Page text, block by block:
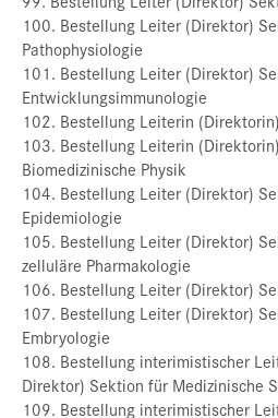
100. Bestellung Leiter (Direktor)
Pathophysiologie
101. Bestellung Leiter (Direktor)
Entwicklungsimmunologie
102. Bestellung Leiterin
103. Bestellung Leiterin
Biomedizinische Physik
104. Bestellung Leiter (Direktor)
Epidemiologie
105. Bestellung Leiter (Direktor)
zelluläre Pharmakologie
106. Bestellung Leiter (Direktor)
107. Bestellung Leiter (Direktor)
Embryologie
108. Bestellung interimistischer
Direktor) Sektion für Medizinische
109. Bestellung interimistischer